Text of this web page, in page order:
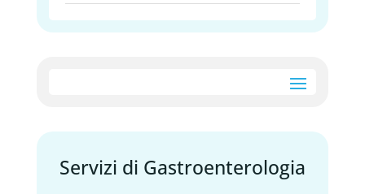
Servizi di Gastroenterologia